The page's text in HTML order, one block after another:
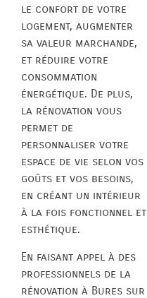
le confort de votre
logement, augmenter
sa valeur marchande,
et réduire votre
consommation
énergétique. De plus,
la rénovation vous
permet de
personnaliser votre
espace de vie selon vos
goûts et vos besoins,
en créant un intérieur
à la fois fonctionnel et
esthétique.
En faisant appel à des
professionnels de la
rénovation à Bures sur